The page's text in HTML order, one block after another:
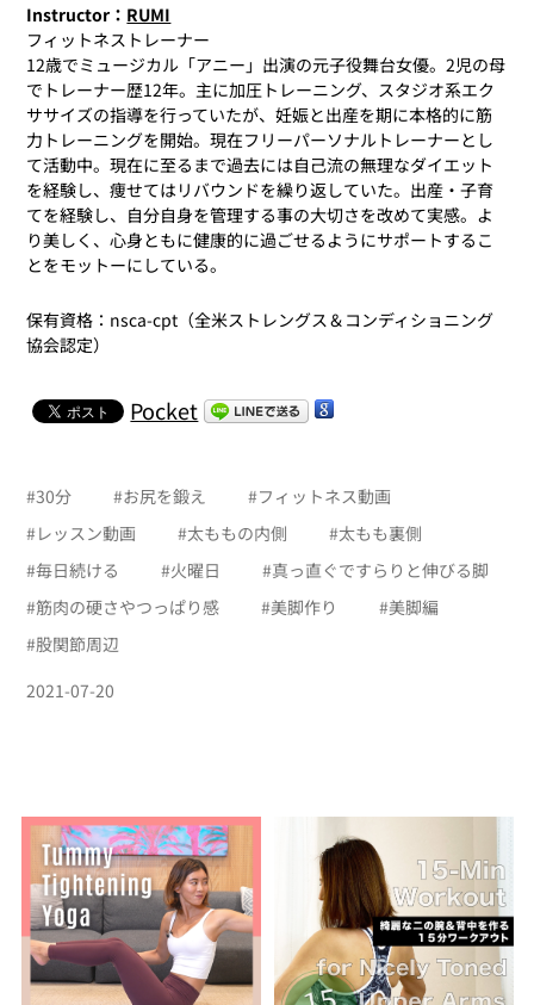
Instructor： RUMI
フィットネストレーナー
12歳でミュージカル「アニー」出演の元子役舞台女優。2児の母
でトレーナー歴12年。主に加圧トレーニング、スタジオ系エク
ササイズの指導を行っていたが、妊娠と出産を期に本格的に筋
力トレーニングを開始。現在フリーパーソナルトレーナーとし
て活動中。現在に至るまで過去には自己流の無理なダイエット
を経験し、痩せてはリバウンドを繰り返していた。出産・子育
てを経験し、自分自身を管理する事の大切さを改めて実感。よ
り美しく、心身ともに健康的に過ごせるようにサポートするこ
とをモットーにしている。
保有資格：nsca-cpt（全米ストレングス＆コンディショニング
協会認定）
Pocket
#30分 #お尻を鍛え #フィットネス動画
#レッスン動画 #太ももの内側 #太もも裏側
#毎日続ける #火曜日 #真っ直ぐですらりと伸びる脚
#筋肉の硬さやつっぱり感 #美脚作り #美脚編
#股関節周辺
2021-07-20